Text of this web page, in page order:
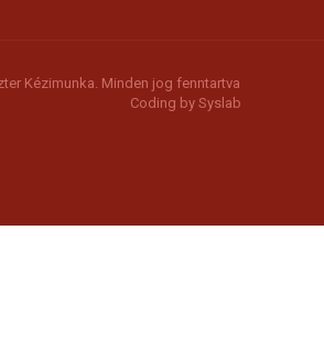
Kézimunka. Minden jog fenntartva
Coding by Syslab